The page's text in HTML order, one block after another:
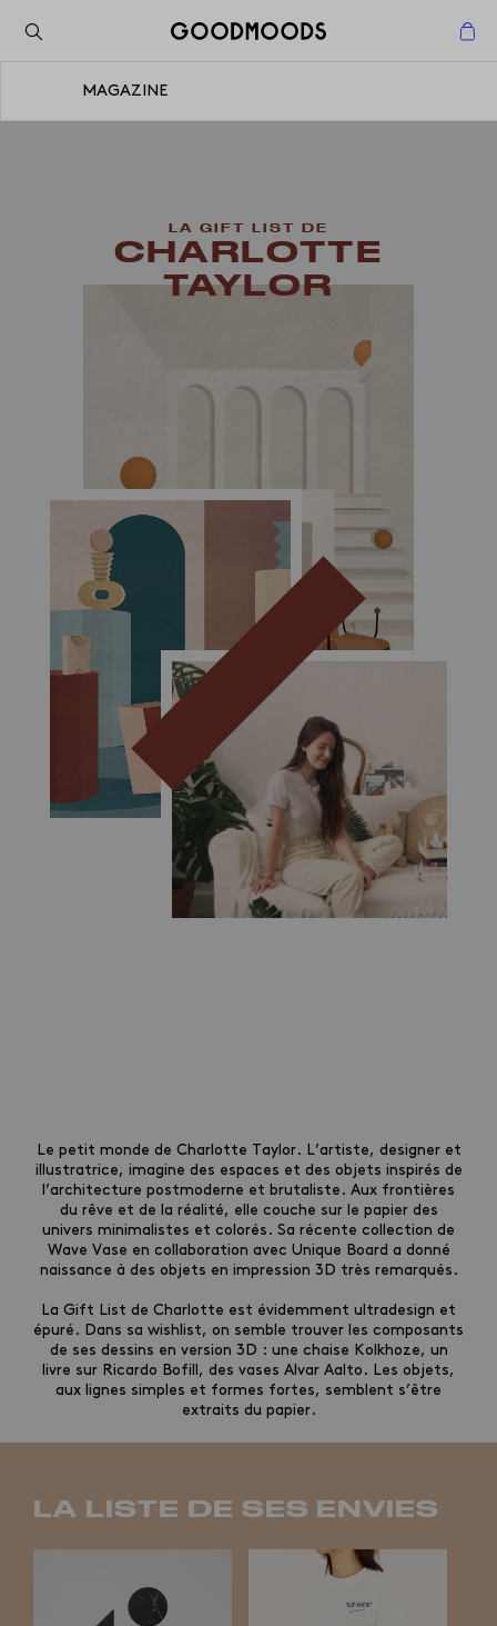
MAGAZINE
LA GIFT LIST DE
CHARLOTTE
TAYLOR
Le petit monde de Charlotte Taylor. L’artiste, designer et
illustratrice, imagine des espaces et des objets inspirés de
l’architecture postmoderne et brutaliste. Aux frontières
du rêve et de la réalité, elle couche sur le papier des
univers minimalistes et colorés. Sa récente collection de
Wave Vase en collaboration avec Unique Board a donné
naissance à des objets en impression 3D très remarqués.
La Gift List de Charlotte est évidemment ultradesign et
épuré. Dans sa wishlist, on semble trouver les composants
de ses dessins en version 3D : une chaise Kolkhoze, un
livre sur Ricardo Bofill, des vases Alvar Aalto. Les objets,
aux lignes simples et formes fortes, semblent s’être
extraits du papier.
LA LISTE DE SES ENVIES
Retour à l'inspiration